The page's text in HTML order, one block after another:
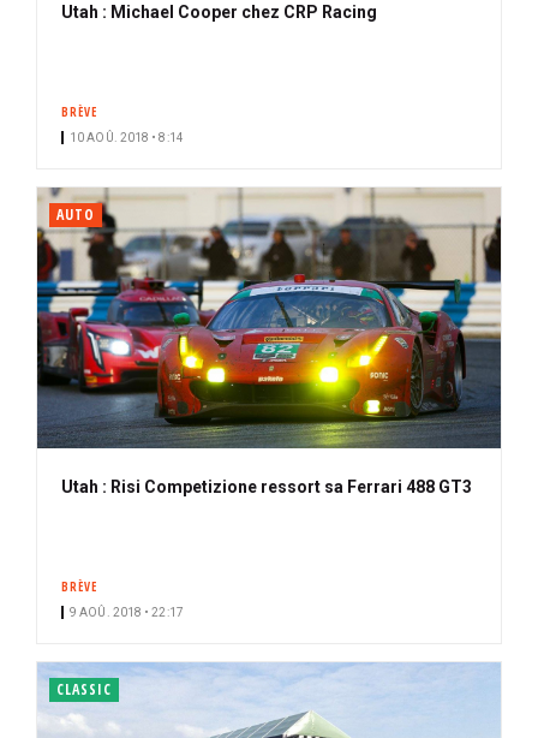
Utah : Michael Cooper chez CRP Racing
BRÈVE
10 AOÛ. 2018 • 8:14
AUTO
Utah : Risi Competizione ressort sa Ferrari 488 GT3
BRÈVE
9 AOÛ. 2018 • 22:17
CLASSIC